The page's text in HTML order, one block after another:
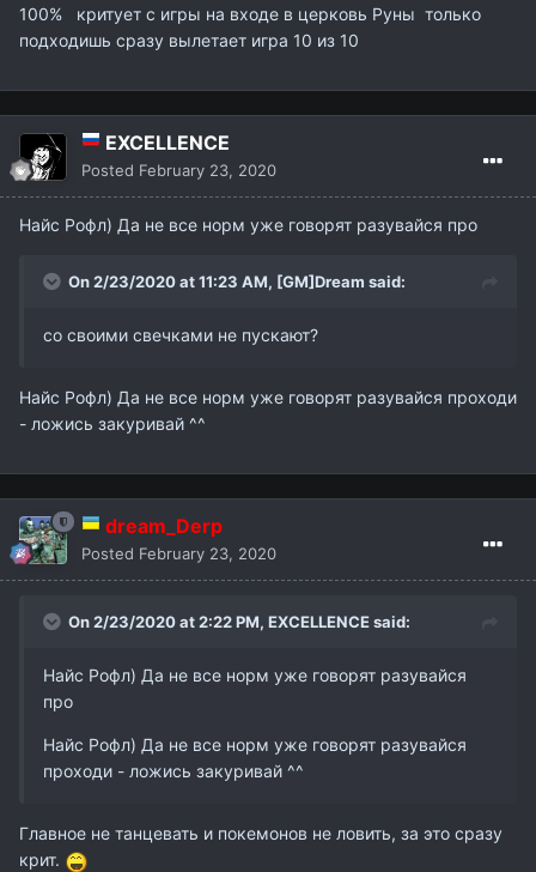
100% критует с игры на входе в церковь Руны только
подходишь сразу вылетает игра 10 из 10
EXCELLENCE
Posted February 23, 2020
Найс Рофл) Да не все норм уже говорят разувайся про
On 2/23/2020 at 11:23 AM, [GM]Dream said:
со своими свечками не пускают?
Найс Рофл) Да не все норм уже говорят разувайся проходи
- ложись закуривай ^^
dream_Derp
Posted February 23, 2020
On 2/23/2020 at 2:22 PM, EXCELLENCEsaid:
Найс Рофл) Да не все норм уже говорят разувайся
про
Найс Рофл) Да не все норм уже говорят разувайся
проходи - ложись закуривай ^^
Главное не танцевать и покемонов не ловить, за это сразу
крит.